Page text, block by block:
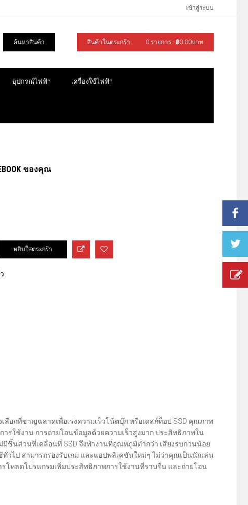
เข้าสู่ระบบ
ค้นหาสินค้า สินค้าในตระกร้า 0 รายการ - ฿0.00บาท
อุปกรณ์ไฟฟ้า เครื่องใช้ไฟฟ้า
ของคุณ
ลือกที่ชาญฉลาดเพื่อเร่งความเร็วโน้ตบุ๊ก หรือเดสก์ท็อป SSD คุณภาพ
รใช้งาน การถ่ายโอนข้อมูลด้วยความเร็วสูงมาก ประสิทธิภาพใน
ชิ้นส่วนที่เคลื่อนที่ SSD จึงทำงานที่อุณหภูมิต่ำกว่า เสียงรบกวนน้อย
วไป สามารถรองรับเกม และแอปพลิเคชันใหม่ๆ ไม่ว่าคุณเป็นนักเล่น
รโหลดโปรแกรมเพิ่มประสิทธิภาพการใช้งานที่ราบรื่น และถ่ายโอน